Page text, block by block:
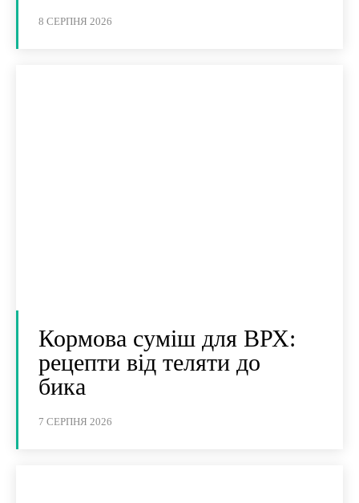
8 СЕРПНЯ 2026
Кормова суміш для ВРХ:
рецепти від теляти до
бика
7 СЕРПНЯ 2026